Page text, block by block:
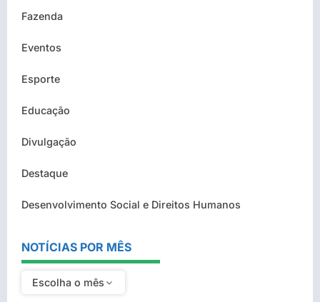
Fazenda
Eventos
Esporte
Educação
Divulgação
Destaque
Desenvolvimento Social e Direitos Humanos
NOTÍCIAS POR MÊS
Escolha o mês